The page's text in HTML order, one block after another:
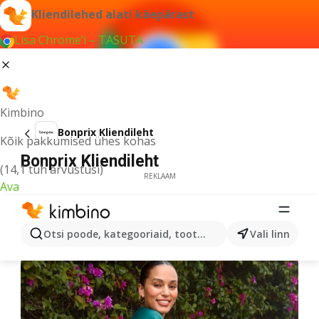
Kliendilehed alati käepärast
Lisa Chrome’i – TASUTA
Kimbino
Kõik pakkumised ühes kohas
(14,1 tuh arvustusi)
Ava
Otsi poode, kategooriaid, tooteid... Vali linn
Bonprix Kliendileht
Bonprix Kliendileht
REKLAAM